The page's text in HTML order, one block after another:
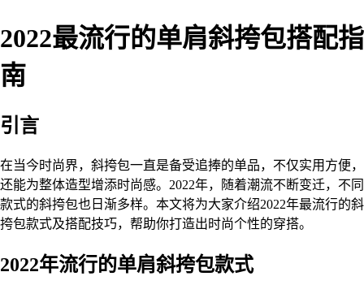
2022最流行的单肩斜挎包搭配指
南
引言
在当今时尚界，斜挎包一直是备受追捧的单品，不仅实用方便，
还能为整体造型增添时尚感。2022年，随着潮流不断变迁，不同
款式的斜挎包也日渐多样。本文将为大家介绍2022年最流行的斜
挎包款式及搭配技巧，帮助你打造出时尚个性的穿搭。
2022年流行的单肩斜挎包款式